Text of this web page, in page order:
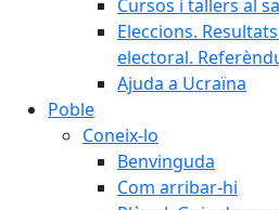
Cursos i tallers al
Eleccions.
electoral.
Ajuda a Ucraïna
Poble
Coneix-lo
Benvinguda
Com arribar-hi